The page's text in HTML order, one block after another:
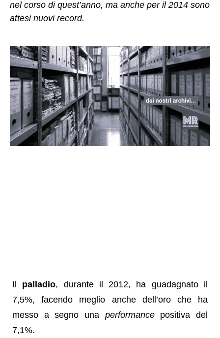
nel corso di quest’anno, ma anche per il 2014 sono
attesi nuovi record.
Il palladio, durante il 2012, ha guadagnato il
7,5%, facendo meglio anche dell’oro che ha
messo a segno una performancepositiva del
7,1%.